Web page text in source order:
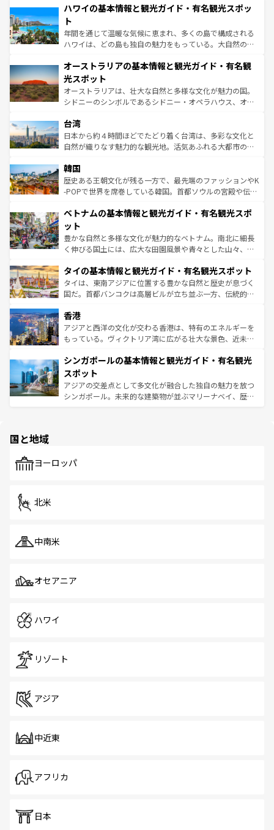
着のスイス情報はコンテンツ一覧を参照してほしい。
のような巨大都市は、観光、ショッピング、エンターテイ
ンメントが詰まった刺激的なスポットだ。一方、アメリカ
西部には大自然が広がり、グランドキャニオンやイエロー
ストーン国立公園といった絶景が堪能できる。さらに、南
文化が魅力。旅行者はアメリカの各地域で異なる魅力を楽
しみながら、その多様性と豊かな歴史を感じることができ
るだろう。車でのロードトリップや列車の旅も、アメリカ
ならではの贅沢な旅のスタイルだ。 なお、新着のアメリカ
情報は コンテンツ一覧 を参照してほしい。
ハワイの基本情報と観光ガイド・有名観光スポッ
ト
年間を通じて温暖な気候に恵まれ、多くの島で構成される
ハワイは、どの島も独自の魅力をもっている。大自然の神
ワイ島は見逃せない。また、定番の観光地といえばオアフ
島だが、静かな自然を求めるならマウイ島やカウアイ島が
おすすめ。エメラルドグリーンに輝く海をはじめ、豊かな
文化や歴史が息づいている。「アロハスピリット」と呼ば
人々、おいしいローカルフードやハワイアンミュージッ
ク、伝統的なフラダンスなど、すべてがハワイの魅力を彩
っている。訪れるたびに新しい発見と感動が待っているハ
はコンテンツ一覧
オーストラリアの基本情報と観光ガイド・有名観
光スポット
オーストラリアは、壮大な自然と多様な文化が魅力の国。
シドニーのシンボルであるシドニー・オペラハウス、オー
リアリーフや大陸中央部にそびえるウルル（エアーズロッ
ク）、タスマニアの美しい原生林やケアンズの熱帯雨林な
ど、見どころがたくさん。また、カフェやワイン、オージ
いる。アクティビティも充実しており、サーフィンやダイ
ビング、ハイキングなど、アウトドア好きにはたまらな
い。オーストラリアの多彩な魅力を存分に味わいつくそ
参照してほしい。
台湾
日本から約４時間ほどでたどり着く台湾は、多彩な文化と
自然が織りなす魅力的な観光地。活気あふれる大都市の台
ン）、静ひつな山岳地帯である台湾東部など、都市の喧騒
と山間の静けさが共存しており、訪れる人に新しい発見と
驚きをもたらしてくれる。また、奥深い台湾の食文化も魅
容にもいいと評判のスイーツなど、バラエティ豊かな料理
照してほしい。
韓国
歴史ある王朝文化が残る一方で、最先端のファッションやK
-POPで世界を席巻している韓国。首都ソウルの宮殿や伝統
き、地方に足を延ばせば四季折々の自然美を楽しむことが
できる。そして、キムチや焼肉、絶品のストリートフード
まで、さまざまな韓国料理が待っている。夜には、韓国な
らではのナイトライフも堪能できる。あたたかいホスピタ
わってみてほしい。 なお、新着の韓国情報はコンテンツ一
覧 を参照してほしい。
ベトナムの基本情報と観光ガイド・有名観光スポ
ット
豊かな自然と多様な文化が魅力的なベトナム。南北に細長
く伸びる国土には、広大な田園風景や青々とした山々、世
急速な発展と共に伝統が息づく。ハノイの古い町並みやホ
ーチミン市のフランス統治時代の建物も、独特の雰囲気を
醸し出している。また、バラエティの豊かさとおいしさで
とつ。フォーやバインミー、ベトナムコーヒーなどは、ぜ
ひ現地で味わいたい。どの地域を訪れてもあたたかい人々
が旅行者を迎えてくれるので、きっと忘れられない旅にな
参照してほしい。
タイの基本情報と観光ガイド・有名観光スポット
タイは、東南アジアに位置する豊かな自然と歴史が息づく
国だ。首都バンコクは高層ビルが立ち並ぶ一方、伝統的な
の活気が交差している。北部ではチェンマイなどの山岳地
帯で自然と触れ合い、南部ではプーケットやクラビの美し
いビーチでリゾート気分を楽しむことができる。タイ料理
激する。気候は一年中温暖で、どの季節にも異なる楽しみ
が待っている。親しみやすいタイの人々、仏教を中心とし
た文化、そして多様な観光資源が、訪れる旅人を魅了し続
ける。 なお、新着のタイ情報はコンテンツ一覧を参照して
香港
アジアと西洋の文化が交わる香港は、特有のエネルギーを
もっている。ヴィクトリア湾に広がる壮大な景色、近未来
み、どこを訪れても感動するはず。観光スポットが密集し
ており、効率よく見どころを回れるのも魅力。息をのむよ
うな絶景から文化的な体験まで、香港を存分に楽しみ尽く
そう。 なお、新着の香港情報はコンテンツ一覧を参照して
シンガポールの基本情報と観光ガイド・有名観光
スポット
アジアの交差点として多文化が融合した独自の魅力を放つ
シンガポール。未来的な建築物が並ぶマリーナベイ、歴史
で、ホーカーズは地元の風情を楽しめる外せないスポット
国と地域
ヨーロッパ
北米
中南米
オセアニア
ハワイ
リゾート
アジア
中近東
アフリカ
日本